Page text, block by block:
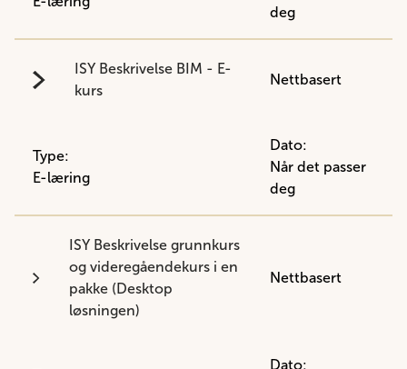
deg
ISY Beskrivelse BIM - E-
kurs
Nettbasert
Type:
E-læring
Dato:
Når det passer
deg
ISY Beskrivelse grunnkurs
og videregåendekurs i en
pakke (Desktop
løsningen)
Nettbasert
Dato: